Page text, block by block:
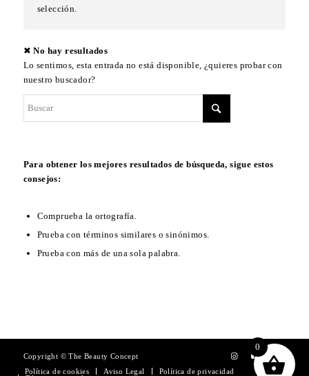
selección.
✖ No hay resultados
Lo sentimos, esta entrada no está disponible, ¿quieres probar con
nuestro buscador?
Para obtener los mejores resultados de búsqueda, sigue estos
consejos:
Comprueba la ortografía.
Prueba con términos similares o sinónimos.
Prueba con más de una sola palabra.
Copyright © The Beauty Concept
Política de cookies
Aviso Legal
Política de privacidad
0